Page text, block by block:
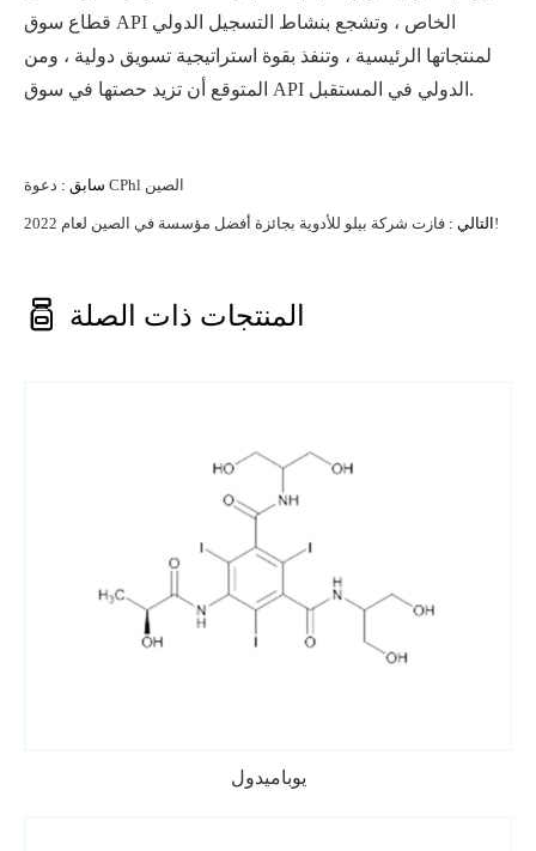
قطاع سوق API الخاص ، وتشجع بنشاط التسجيل الدولي
لمنتجاتها الرئيسية ، وتنفذ بقوة استراتيجية تسويق دولية ، ومن
المتوقع أن تزيد حصتها في سوق API الدولي في المستقبل.
سابق : دعوة CPhl الصين
التالي :فازت شركة بيلو للأدوية بجائزة أفضل مؤسسة في الصين لعام 2022!
 المنتجات ذات الصلة
يوباميدول